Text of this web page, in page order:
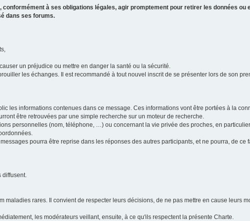
à ses obligations légales, agir promptement pour retirer les données ou
dans ses forums.
un préjudice ou mettre en danger la santé ou la sécurité.
les échanges. Il est recommandé à tout nouvel inscrit de se présenter lors de son
les informations contenues dans ce message. Ces informations vont être portées à la
être retrouvées par une simple recherche sur un moteur de recherche.
personnelles (nom, téléphone, …) ou concernant la vie privée des proches, en
pourra être reprise dans les réponses des autres participants, et ne pourra, de ce
diffusent.
maladies rares. Il convient de respecter leurs décisions, de ne pas mettre en cause leurs
les modérateurs veillant, ensuite, à ce qu'ils respectent la présente Charte.